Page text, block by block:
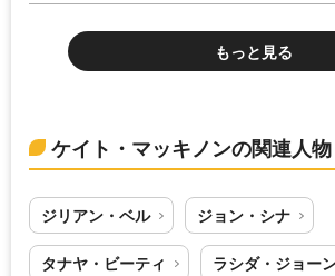
もっと見る
ケイト・マッキノンの関連人物
ジリアン・ベル ジョン・シナ
タナヤ・ビーティ ラシダ・ジョー